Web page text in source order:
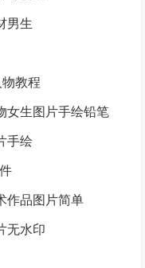
男生
教程
女生图片手绘铅笔
手绘
作品图片简单
无水印